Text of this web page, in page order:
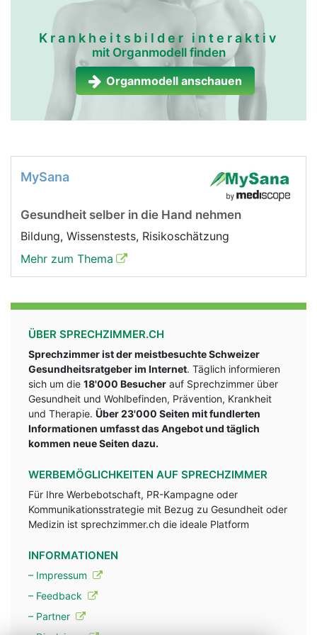
Krankheitsbilder interaktiv
mit Organmodell finden
Organmodell anschauen
MySana
Gesundheit selber in die Hand nehmen
Bildung, Wissenstests, Risikoschätzung
Mehr zum Thema
ÜBER SPRECHZIMMER.CH
Sprechzimmer ist der meistbesuchte Schweizer
Gesundheitsratgeber im Internet. Täglich informieren
sich um die 18'000 Besucher auf Sprechzimmer über
Gesundheit und Wohlbefinden, Prävention, Krankheit
und Therapie. Über 23'000 Seiten mit fundlerten
Informationen umfasst das Angebot und täglich
kommen neue Seiten dazu.
WERBEMÖGLICHKEITEN AUF SPRECHZIMMER
Für Ihre Werbebotschaft, PR-Kampagne oder
Kommunikationsstrategie mit Bezug zu Gesundheit oder
Medizin ist sprechzimmer.ch die ideale Platform
INFORMATIONEN
– Impressum
– Feedback
– Partner